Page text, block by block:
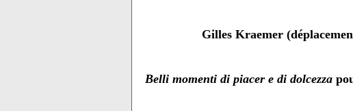
Gilles Kraemer
Belli momenti di piacer e di dolcezza